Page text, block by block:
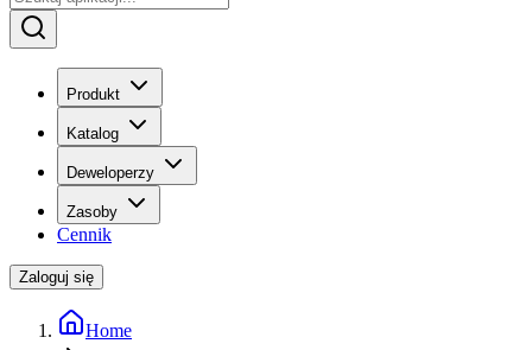
Produkt
Katalog
Deweloperzy
Zasoby
Cennik
Zaloguj się
Home